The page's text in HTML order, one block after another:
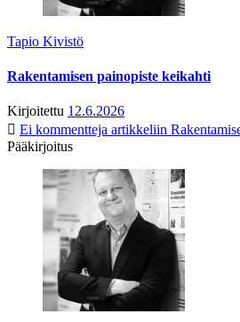
Tapio Kivistö
Rakentamisen painopiste keikahti
Kirjoitettu 12.6.2026
Ei kommentteja artikkeliin
Pääkirjoitus